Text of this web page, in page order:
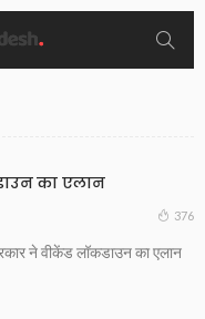
का एलान
376
ने वीकेंड लॉकडाउन का एलान